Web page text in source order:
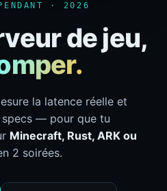
· 2026
de jeu,
la latence réelle et
specs — pour que tu
Minecraft, Rust, ARK ou
2 soirées.